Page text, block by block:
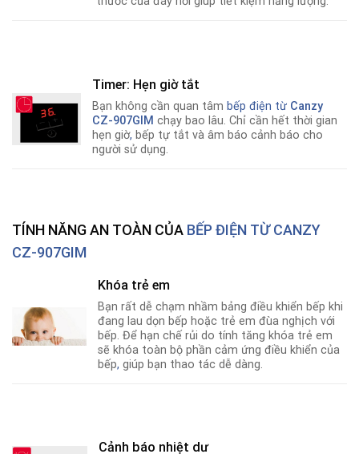
Timer: Hẹn giờ tắt
Bạn không cần quan tâm bếp điện từ Canzy
CZ-907GIM chạy bao lâu. Chỉ cần hết thời gian
hẹn giờ, bếp tự tắt và âm báo cảnh báo cho
người sử dụng.
TÍNH NĂNG AN TOÀN CỦA BẾP ĐIỆN TỪ CANZY
CZ-907GIM
Khóa trẻ em
Bạn rất dễ chạm nhầm bảng điều khiển bếp khi
đang lau dọn bếp hoặc trẻ em đùa nghịch với
bếp. Để hạn chế rủi do tính tăng khóa trẻ em
sẽ khóa toàn bộ phần cảm ứng điều khiển của
bếp, giúp bạn thao tác dễ dàng.
Cảnh báo nhiệt dư